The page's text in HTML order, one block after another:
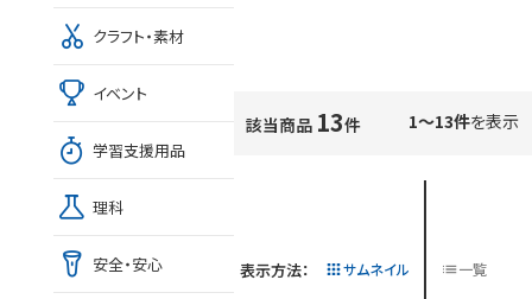
該当商品 13件 1～13件を表示
表示方法： サムネイル 一覧
クラフト・素材
イベント
学習支援用品
理科
安全・安心